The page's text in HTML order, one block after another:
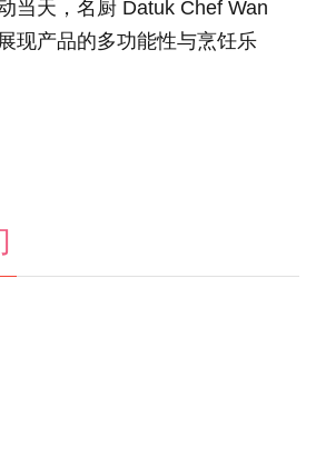
当天，名厨 Datuk Chef Wan
现产品的多功能性与烹饪乐